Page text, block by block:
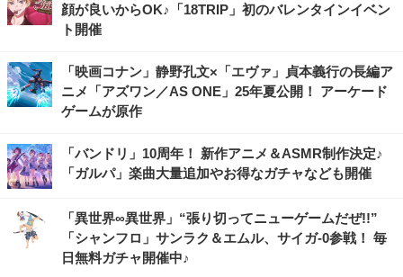
顔が良いからOK♪「18TRIP」初のバレンタインイベン
ト開催
「映画コナン」静野孔文×「エヴァ」貞本義行の長編ア
ニメ「アズワン／AS ONE」25年夏公開！ アーケード
ゲームが原作
「バンドリ」10周年！ 新作アニメ＆ASMR制作決定♪
「ガルパ」楽曲大量追加やお得なガチャなども開催
「異世界∞異世界」“張り切ってニューゲームだぜ!!”
「シャンフロ」サンラク＆エムル、サイガ-0参戦！ 毎
日無料ガチャ開催中♪